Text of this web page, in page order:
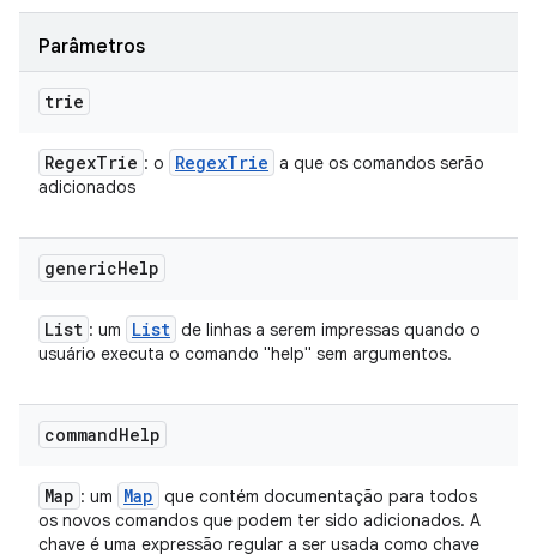
Parâmetros
trie
RegexTrie : o RegexTrie a que os comandos serão
adicionados
genericHelp
List : um List de linhas a serem impressas quando o
usuário executa o comando "help" sem argumentos.
commandHelp
Map : um Map que contém documentação para todos
os novos comandos que podem ter sido adicionados. A
chave é uma expressão regular a ser usada como chave